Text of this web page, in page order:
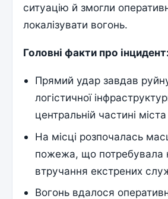
ситуацію й змогли
локалізувати вогонь.
Головні факти про інцидент:
Прямий удар завдав
логістичної
центральній частині міста
На місці розпочалась
пожежа, що потребувала
втручання екстрених
Вогонь вдалося